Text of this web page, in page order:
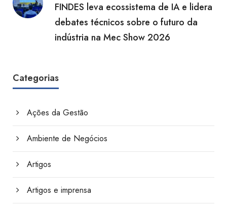
FINDES leva ecossistema de IA e lidera
debates técnicos sobre o futuro da
indústria na Mec Show 2026
Categorias
Ações da Gestão
Ambiente de Negócios
Artigos
Artigos e imprensa